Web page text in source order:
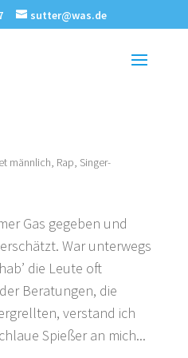
sutter@was.de
männlich, Rap, Singer-
Gas gegeben und
War unterwegs
die Leute oft
Beratungen, die
verstand ich
Spießer an mich...